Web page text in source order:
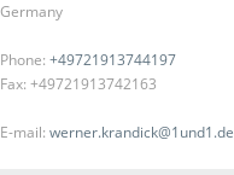
Germany
Phone: +49721913744197
Fax: +49721913742163
E-mail: werner.krandick@1und1.de